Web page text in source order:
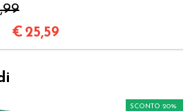
€ 25,59
SCONTO 20%